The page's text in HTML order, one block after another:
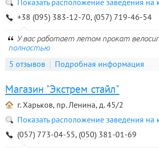
Показать расположение заведения на
+38 (095) 383-12-70, (057) 719-46-54
У вас работает летом прокат
полностью
5 отзывов Подробная информация
Магазин "Экстрем стайл"
г. Харьков, пр. Ленина, д. 45/2
Показать расположение заведения на
(057) 773-04-55, (050) 381-01-69